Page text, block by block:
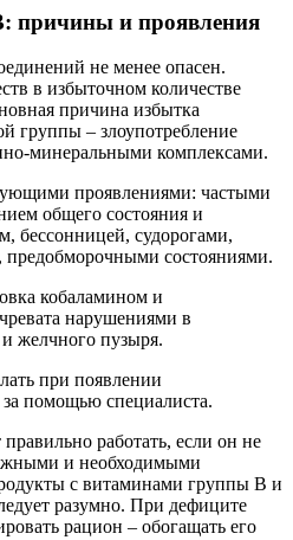
причины и проявления
не менее опасен.
в избыточном количестве
причина избытка
группы – злоупотребление
минеральными комплексами.
проявлениями: частыми
общего состояния и
бессонницей, судорогами,
предобморочными состояниями.
кобаламином и
нарушениями в
желчного пузыря.
при появлении
помощью специалиста.
работать, если он не
и необходимыми
с витаминами группы В и
разумно. При дефиците
рацион – обогащать его